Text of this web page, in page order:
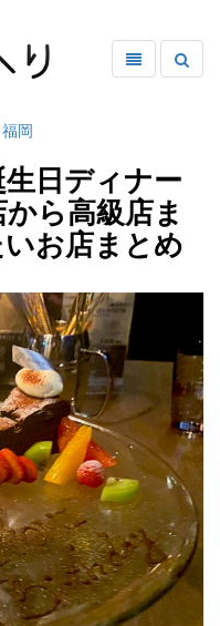
福岡
日ディナー
ら高級店ま
お店まとめ